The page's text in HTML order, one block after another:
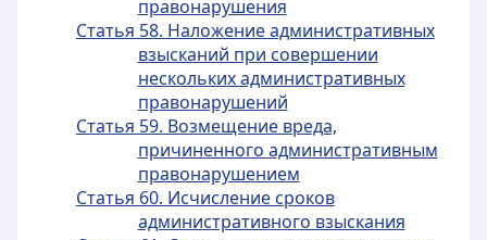
правонарушения
Статья 58. Наложение административных
взысканий при совершении
нескольких административных
правонарушений
Статья 59. Возмещение вреда,
причиненного административным
правонарушением
Статья 60. Исчисление сроков
административного взыскания